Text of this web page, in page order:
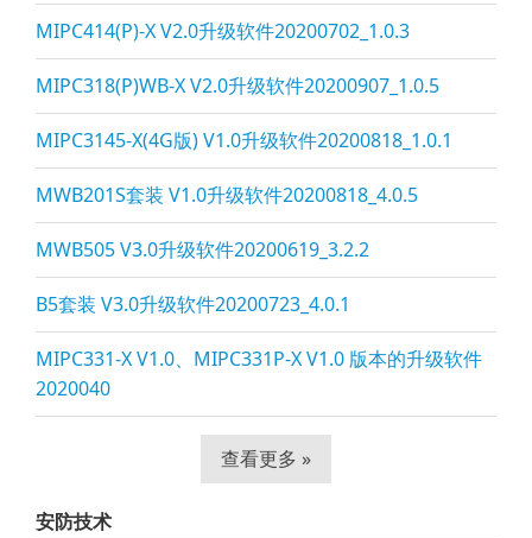
MIPC414(P)-X V2.0升级软件20200702_1.0.3
MIPC318(P)WB-X V2.0升级软件20200907_1.0.5
MIPC3145-X(4G版) V1.0升级软件20200818_1.0.1
MWB201S套装 V1.0升级软件20200818_4.0.5
MWB505 V3.0升级软件20200619_3.2.2
B5套装 V3.0升级软件20200723_4.0.1
MIPC331-X V1.0、MIPC331P-X V1.0 版本的升级软件
2020040
查看更多 »
安防技术